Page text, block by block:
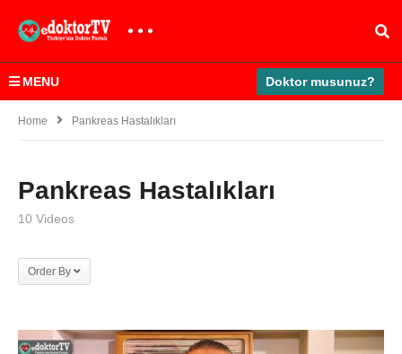
MENU Doktor musunuz?
Home Pankreas Hastalıkları
Pankreas Hastalıkları
10 Videos
Order By